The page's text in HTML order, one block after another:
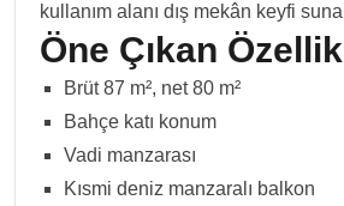
kullanım alanı dış mekân keyfi
Öne Çıkan
Brüt 87 m², net 80 m²
Bahçe katı konum
Vadi manzarası
Kısmi deniz manzaralı balkon